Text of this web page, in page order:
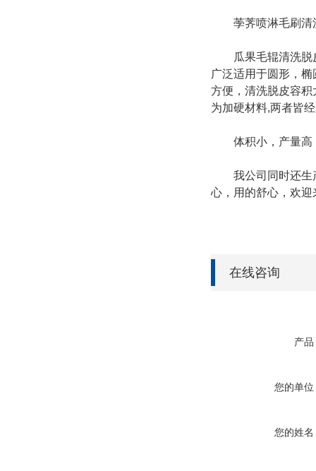
荸荠喷淋毛刷清洗
瓜果毛辊清洗脱皮
广泛适用于圆形，
方便，清洗脱皮容
为加硬材料,两者皆
体积小，产量高，
我公司同时还生产
心，用的舒心，欢
在线咨询
产品
您的单位
您的姓名